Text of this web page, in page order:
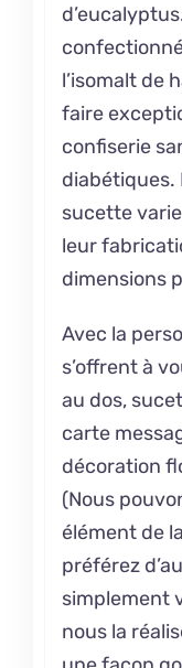
l’isomalt de
faire
confiserie
diabétiques.
sucette
leur
dimensions
Avec la
s’offrent à
au dos,
carte
décoration
(Nous
élément de
préférez
simplement
nous la